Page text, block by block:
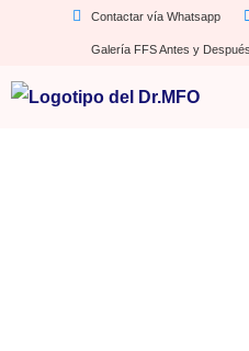
Contactar vía Whatsapp
Galería FFS Antes y Después